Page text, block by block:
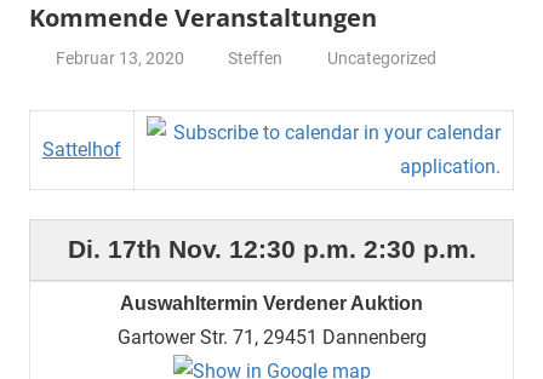
Kommende Veranstaltungen
Februar 13, 2020 Steffen Uncategorized
Sattelhof
Di. 17th Nov. 12:30 p.m. 2:30 p.m.
Auswahltermin Verdener Auktion
Gartower Str. 71, 29451 Dannenberg